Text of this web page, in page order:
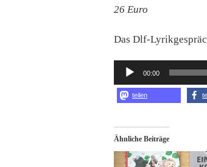
26 Euro
Das Dlf-
Audio-
Player
00:00
teilen
Ähnliche Beiträge